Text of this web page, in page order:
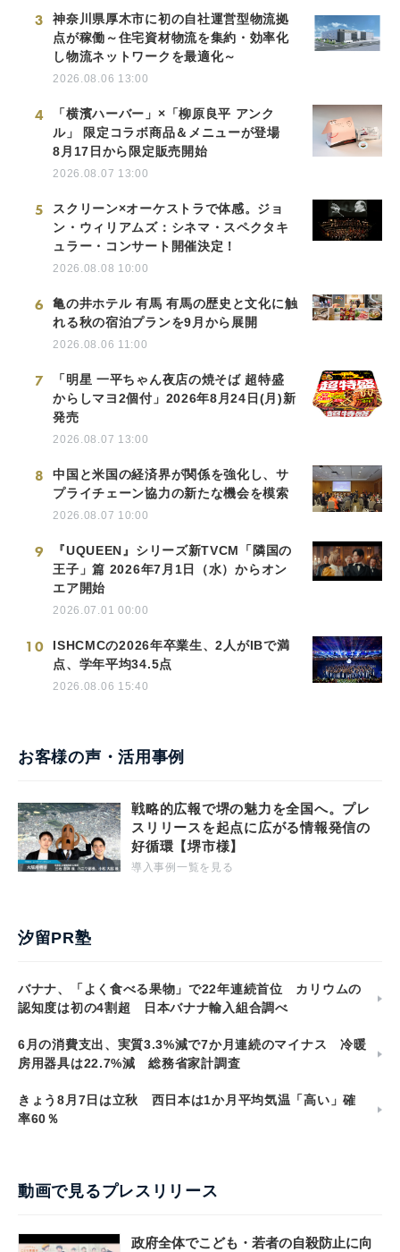
3
神奈川県厚木市に初の自社運営型物流拠
点が稼働～住宅資材物流を集約・効率化
し物流ネットワークを最適化～
2026.08.06 13:00
4
「横濱ハーバー」×「柳原良平 アンク
ル」 限定コラボ商品＆メニューが登場
8月17日から限定販売開始
2026.08.07 13:00
5
スクリーン×オーケストラで体感。ジョ
ン・ウィリアムズ：シネマ・スペクタキ
ュラー・コンサート開催決定！
2026.08.08 10:00
6
亀の井ホテル 有馬 有馬の歴史と文化に触
れる秋の宿泊プランを9月から展開
2026.08.06 11:00
7
「明星 一平ちゃん夜店の焼そば 超特盛
からしマヨ2個付」2026年8月24日(月)新
発売
2026.08.07 13:00
8
中国と米国の経済界が関係を強化し、サ
プライチェーン協力の新たな機会を模索
2026.08.07 10:00
9
『UQUEEN』シリーズ新TVCM「隣国の
王子」篇 2026年7月1日（水）からオン
エア開始
2026.07.01 00:00
10
ISHCMCの2026年卒業生、2人がIBで満
点、学年平均34.5点
2026.08.06 15:40
お客様の声・活用事例
戦略的広報で堺の魅力を全国へ。プレ
スリリースを起点に広がる情報発信の
好循環【堺市様】
導入事例一覧を見る
汐留PR塾
バナナ、「よく食べる果物」で22年連続首位 カリウムの
認知度は初の4割超 日本バナナ輸入組合調べ
6月の消費支出、実質3.3%減で7か月連続のマイナス 冷暖
房用器具は22.7%減 総務省家計調査
きょう8月7日は立秋 西日本は1か月平均気温「高い」確
率60％
動画で見るプレスリリース
政府全体でこども・若者の自殺防止に向